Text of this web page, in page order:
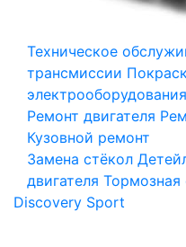
Техническое
трансмиссии
электрооборудования
Ремонт двигателя
Кузовной ремонт
Замена стёкол
двигателя Тормозная
Discovery Sport